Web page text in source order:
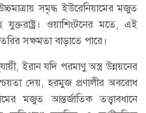
সমৃদ্ধ ইউরেনিয়ামের মজুত
ওয়াশিংটনের মতে, এই
সক্ষমতা বাড়াতে পারে।
ইরান যদি পরমাণু অস্ত্র উন্নয়নের
দেয়, হরমুজ প্রণালীর অবরোধ
মজুত আন্তর্জাতিক তত্ত্বাবধানে